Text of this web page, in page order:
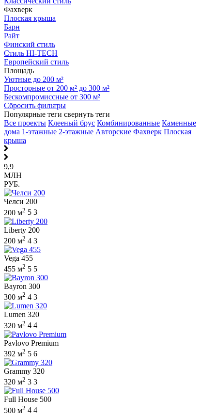
Фахверк
Плоская крыша
Барн
Райт
Финский стиль
Стиль HI-TECH
Европейский стиль
Площадь
Уютные до 200 м²
Просторные от 200 м² до 300 м²
Бескомпромиссные от 300 м²
Сбросить фильтры
Популярные теги свернуть теги
Все проекты Клееный брус Комбинированные Каменные
дома 1-этажные 2-этажные Авторские Фахверк Плоская
крыша
9,9
МЛН
РУБ.
Челси 200
200 м2 5 3
Liberty 200
200 м2 4 3
Vega 455
455 м2 5 5
Bayron 300
300 м2 4 3
Lumen 320
320 м2 4 4
Pavlovo Premium
392 м2 5 6
Grammy 320
320 м2 3 3
Full House 500
500 м2 4 4